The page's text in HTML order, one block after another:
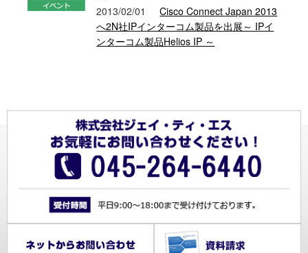
2013/02/01
Cisco Connect Japan 2013
へ2N社IPインターコム製品を出展～ IPイ
ンターコム製品Helios IP ～